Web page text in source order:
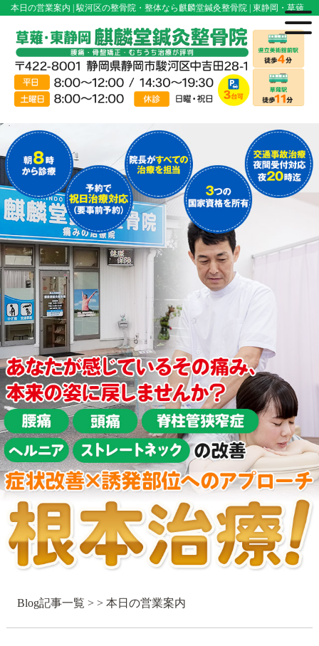
本日の営業案内 | 駿河区の整骨院・整体なら麒麟堂鍼灸整骨院 | 東静岡・草薙
Blog記事一覧 > > 本日の営業案内